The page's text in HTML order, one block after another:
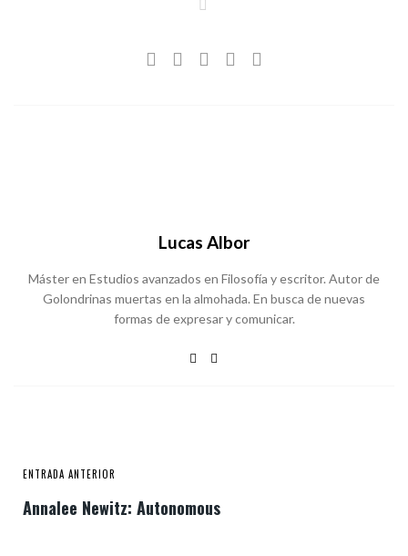
Lucas Albor
Máster en Estudios avanzados en Filosofía y escritor. Autor de
Golondrinas muertas en la almohada. En busca de nuevas
formas de expresar y comunicar.
ENTRADA ANTERIOR
Annalee Newitz: Autonomous